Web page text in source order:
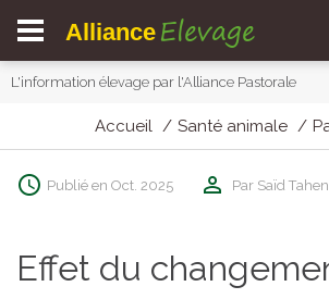
Alliance Elevage
L'information élevage par l'Alliance Pastorale
Accueil Santé animale
Publié en Oct. 2025 Par Saïd
Effet du